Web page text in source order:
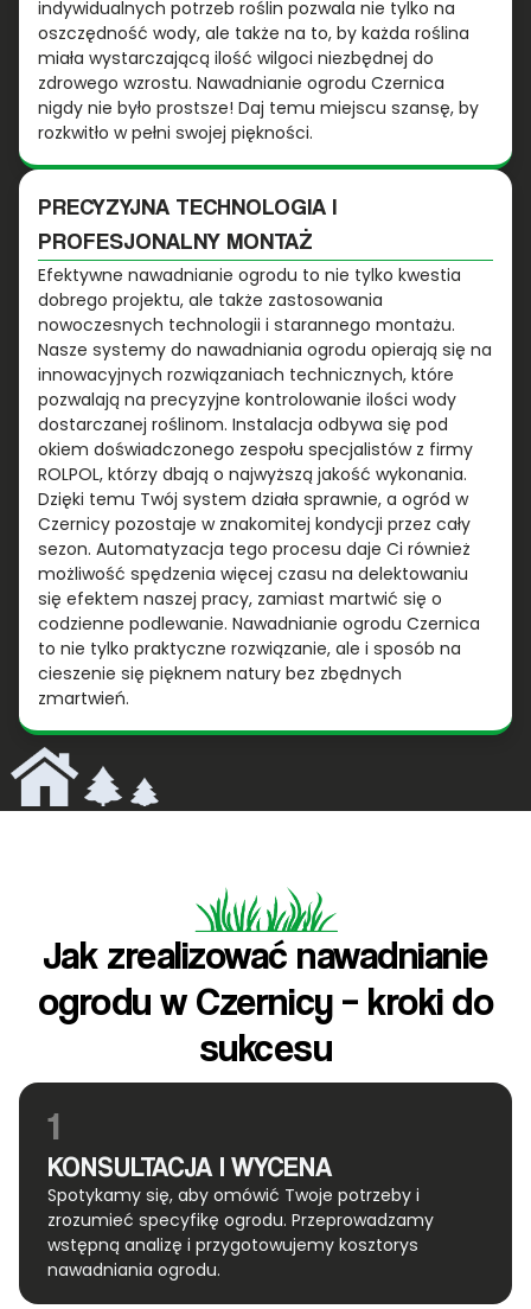
indywidualnych potrzeb roślin pozwala nie tylko na
oszczędność wody, ale także na to, by każda roślina
miała wystarczającą ilość wilgoci niezbędnej do
zdrowego wzrostu. Nawadnianie ogrodu Czernica
nigdy nie było prostsze! Daj temu miejscu szansę, by
rozkwitło w pełni swojej piękności.
PRECYZYJNA TECHNOLOGIA I
PROFESJONALNY MONTAŻ
Efektywne nawadnianie ogrodu to nie tylko kwestia
dobrego projektu, ale także zastosowania
nowoczesnych technologii i starannego montażu.
Nasze systemy do nawadniania ogrodu opierają się na
innowacyjnych rozwiązaniach technicznych, które
pozwalają na precyzyjne kontrolowanie ilości wody
dostarczanej roślinom. Instalacja odbywa się pod
okiem doświadczonego zespołu specjalistów z firmy
ROLPOL, którzy dbają o najwyższą jakość wykonania.
Dzięki temu Twój system działa sprawnie, a ogród w
Czernicy pozostaje w znakomitej kondycji przez cały
sezon. Automatyzacja tego procesu daje Ci również
możliwość spędzenia więcej czasu na delektowaniu
się efektem naszej pracy, zamiast martwić się o
codzienne podlewanie. Nawadnianie ogrodu Czernica
to nie tylko praktyczne rozwiązanie, ale i sposób na
cieszenie się pięknem natury bez zbędnych
zmartwień.
Jak zrealizować nawadnianie
ogrodu w Czernicy – kroki do
sukcesu
1
KONSULTACJA I WYCENA
Spotykamy się, aby omówić Twoje potrzeby i
zrozumieć specyfikę ogrodu. Przeprowadzamy
wstępną analizę i przygotowujemy kosztorys
nawadniania ogrodu.